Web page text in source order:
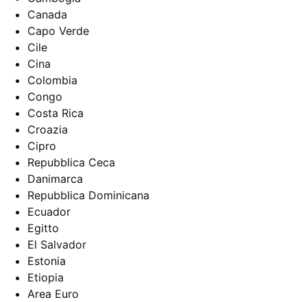
Canada
Capo Verde
Cile
Cina
Colombia
Congo
Costa Rica
Croazia
Cipro
Repubblica Ceca
Danimarca
Repubblica Dominicana
Ecuador
Egitto
El Salvador
Estonia
Etiopia
Area Euro